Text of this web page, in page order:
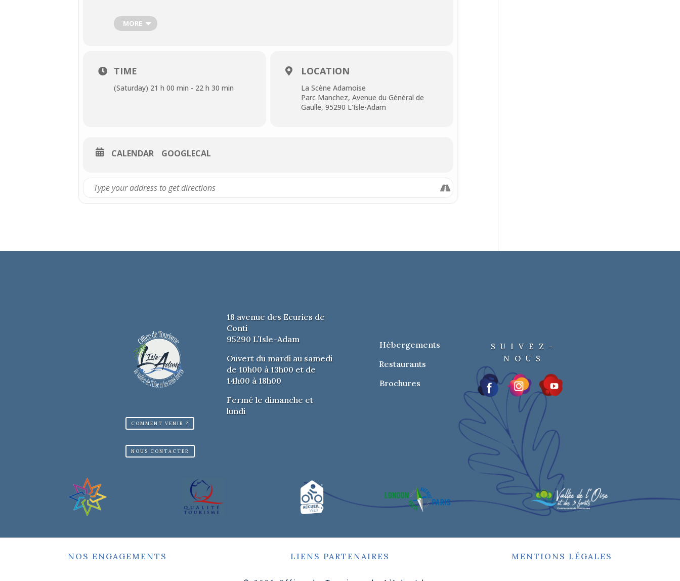
Tarifs :
Plein tarif :15€
Vente à l’Office de tourisme au 01 34 69 41 99
ou
Weezevent
MORE
TIME
(Saturday) 21 h 00 min - 22 h 30 min
LOCATION
La Scène Adamoise
Parc Manchez, Avenue du Général de
Gaulle, 95290 L'Isle-Adam
CALENDAR GOOGLECAL
18 avenue des Ecuries de
Conti
95290 L’Isle-Adam
Ouvert du mardi au samedi
de 10h00 à 13h00 et de
14h00 à 18h00
Fermé le dimanche et
lundi
Hébergements
Restaurants
Brochures
SUIVEZ-
NOUS
COMMENT VENIR ?
NOUS CONTACTER
NOS ENGAGEMENTS LIENS PARTENAIRES MENTIONS LÉGALES